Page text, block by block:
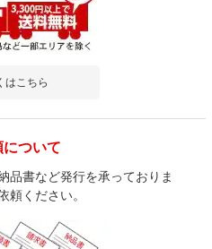
はこちら
ついて
品書など発行を承っておりま
頼ください。